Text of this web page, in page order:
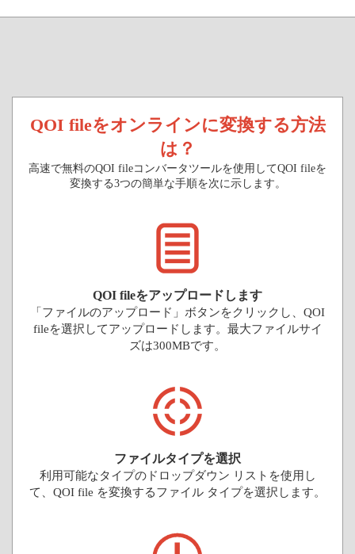
QOI fileをオンラインに変換する方法
は？
高速で無料のQOI fileコンバータツールを使用してQOI fileを
変換する3つの簡単な手順を次に示します。
QOI fileをアップロードします
「ファイルのアップロード」ボタンをクリックし、QOI
fileを選択してアップロードします。最大ファイルサイ
ズは300MBです。
ファイルタイプを選択
利用可能なタイプのドロップダウン リストを使用し
て、QOI file を変換するファイル タイプを選択します。